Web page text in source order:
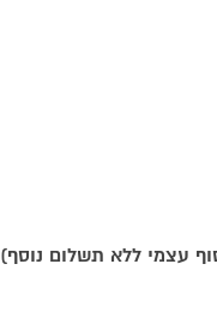
עצמי ללא תשלום נוסף)